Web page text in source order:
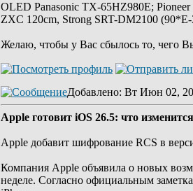
OLED Panasonic TX-65HZ980E;
ZXC 120cm, Strong SRT-DM2100
Желаю, чтобы у Вас сбылось то, чего
Добавлено: Вт Июн 02,
Apple готовит iOS 26.5: что
Apple добавит шифрование RCS в
Компания Apple объявила о новых
неделе. Согласно официальным